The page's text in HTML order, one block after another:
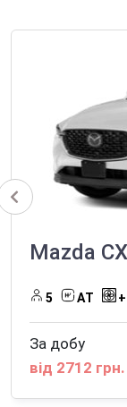
Mazda
5 AТ +
За добу
від 2712 грн.